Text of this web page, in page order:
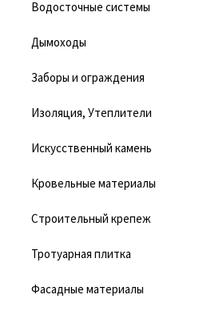
Водосточные системы
Дымоходы
Заборы и ограждения
Изоляция, Утеплители
Искусственный камень
Кровельные материалы
Строительный крепеж
Тротуарная плитка
Фасадные материалы